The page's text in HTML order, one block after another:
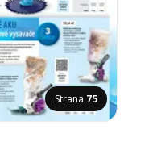
Strana 75